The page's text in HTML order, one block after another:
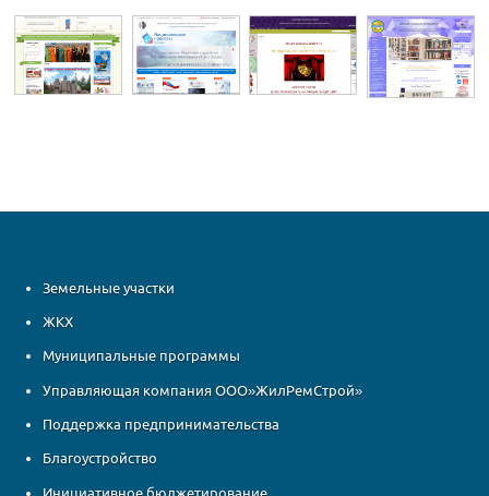
Земельные участки
ЖКХ
Муниципальные программы
Управляющая компания ООО»ЖилРемСтрой»
Поддержка предпринимательства
Благоустройство
Инициативное бюджетирование